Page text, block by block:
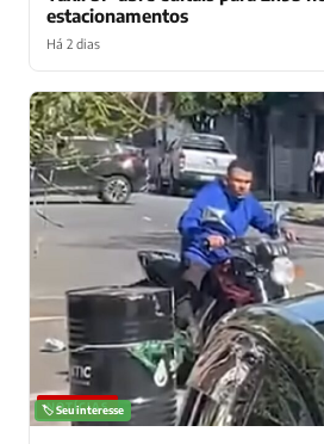
estacionamentos
Há 2 dias
NOTÍCIAS
🏷️ Seu interesse